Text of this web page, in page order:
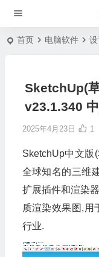
首页 电脑软件
SketchUp(
v23.1.340
2025年4月23日 1
SketchUp中文版
全球知名的三维
扩展插件和渲染
质渲染效果图,用
行业.